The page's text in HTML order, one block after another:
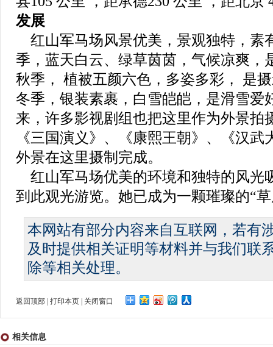
发展
红山军马场风景优美，景观独特，素
季，蓝天白云、绿草茵茵，气候凉爽，
秋季， 植被五颜六色，多姿多彩， 是
冬季，银装素裹，白雪皑皑，是滑雪爱
来，许多影视剧组也把这里作为外景拍
《三国演义》、《康熙王朝》、《汉武
外景在这里摄制完成。
红山军马场优美的环境和独特的风光
到此观光游览。她已成为一颗璀璨的“
本网站有部分内容来自互联网，若有
及时提供相关证明等材料并与我们联
除等相关处理。
返回顶部 打印本页 关闭窗口
相关信息